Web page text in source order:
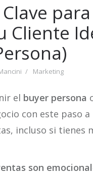
para
Cliente
Marketing
el buyer persona
con este paso a
incluso si tienes
son